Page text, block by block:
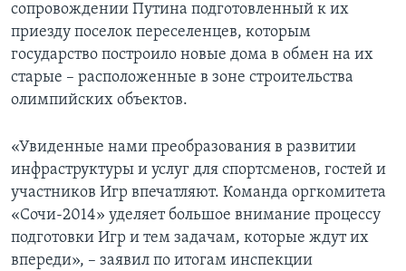
сопровождении Путина подготовленный к их
приезду поселок переселенцев, которым
государство построило новые дома в обмен на их
старые – расположенные в зоне строительства
олимпийских объектов.
«Увиденные нами преобразования в развитии
инфраструктуры и услуг для спортсменов, гостей и
участников Игр впечатляют. Команда оргкомитета
«Сочи-2014» уделяет большое внимание процессу
подготовки Игр и тем задачам, которые ждут их
впереди», – заявил по итогам инспекции